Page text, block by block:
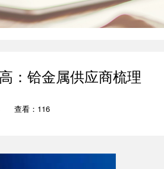
：铪金属供应商梳理
查看：116